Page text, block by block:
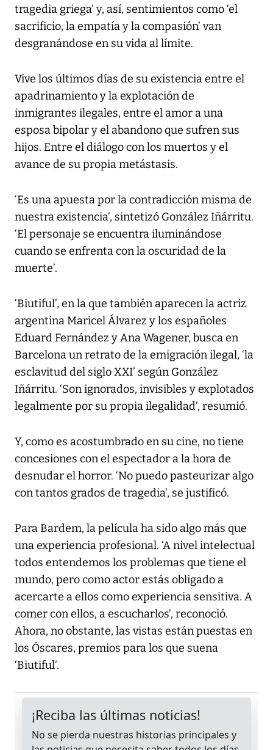
tragedia griega’ y, así, sentimientos como ‘el
sacrificio, la empatía y la compasión’ van
desgranándose en su vida al límite.
Vive los últimos días de su existencia entre el
apadrinamiento y la explotación de
inmigrantes ilegales, entre el amor a una
esposa bipolar y el abandono que sufren sus
hijos. Entre el diálogo con los muertos y el
avance de su propia metástasis.
‘Es una apuesta por la contradicción misma de
nuestra existencia’, sintetizó González Iñárritu.
‘El personaje se encuentra iluminándose
cuando se enfrenta con la oscuridad de la
muerte’.
‘Biutiful’, en la que también aparecen la actriz
argentina Maricel Álvarez y los españoles
Eduard Fernández y Ana Wagener, busca en
Barcelona un retrato de la emigración ilegal, ‘la
esclavitud del siglo XXI’ según González
Iñárritu. ‘Son ignorados, invisibles y explotados
legalmente por su propia ilegalidad’, resumió.
Y, como es acostumbrado en su cine, no tiene
concesiones con el espectador a la hora de
desnudar el horror. ‘No puedo pasteurizar algo
con tantos grados de tragedia’, se justificó.
Para Bardem, la película ha sido algo más que
una experiencia profesional. ‘A nivel intelectual
todos entendemos los problemas que tiene el
mundo, pero como actor estás obligado a
acercarte a ellos como experiencia sensitiva. A
comer con ellos, a escucharlos’, reconoció.
Ahora, no obstante, las vistas están puestas en
los Óscares, premios para los que suena
‘Biutiful’.